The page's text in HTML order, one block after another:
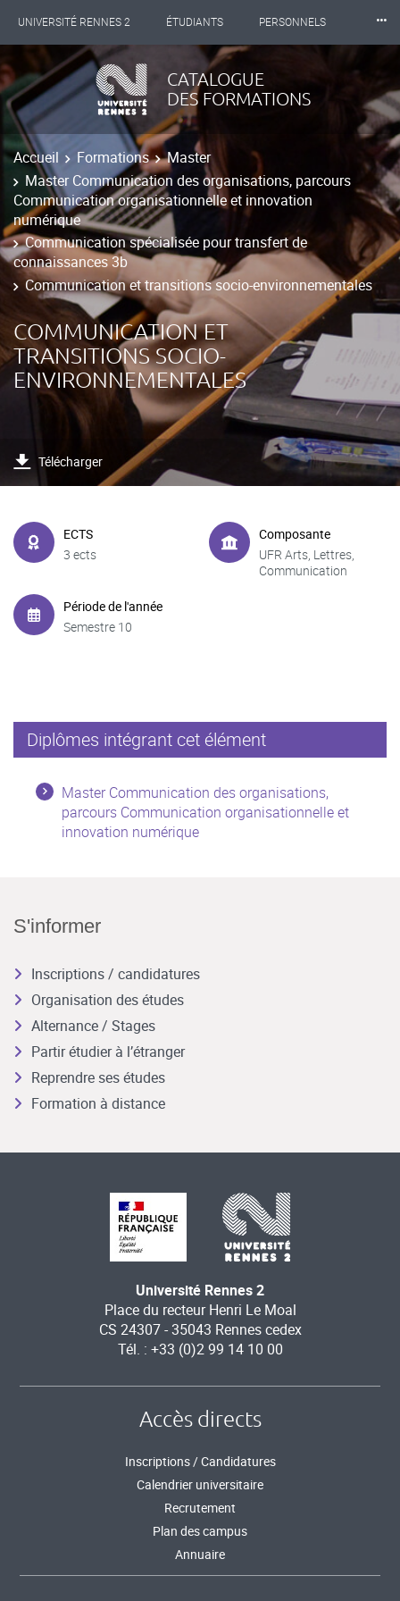
UNIVERSITÉ RENNES 2 ÉTUDIANTS PERSONNELS
INTERNATIONAL PROFESSIONNELS
LES NOUVELLES DE RENNES 2
⸱⸱⸱
CATALOGUE
DES FORMATIONS
Accueil Formations
Master
Master Communication des organisations, parcours
Communication organisationnelle et innovation
numérique
Communication spécialisée pour transfert de
connaissances 3b
Communication et transitions socio-environnementales
COMMUNICATION ET
TRANSITIONS SOCIO-
ENVIRONNEMENTALES
Télécharger
ECTS
3 ects
Composante
UFR Arts, Lettres,
Communication
Période de l'année
Semestre 10
Diplômes intégrant cet élément
Master Communication des organisations,
parcours Communication organisationnelle et
innovation numérique
S'informer
Inscriptions / candidatures
Organisation des études
Alternance / Stages
Partir étudier à l’étranger
Reprendre ses études
Formation à distance
Université Rennes 2
Place du recteur Henri Le Moal
CS 24307 - 35043 Rennes cedex
Tél. : +33 (0)2 99 14 10 00
Accès directs
Inscriptions / Candidatures
Calendrier universitaire
Recrutement
Plan des campus
Annuaire